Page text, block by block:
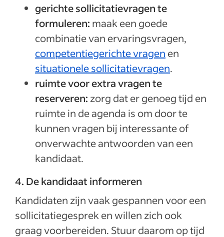
gerichte sollicitatievragen te
formuleren: maak een goede
combinatie van ervaringsvragen,
competentiegerichte vragen en
situationele sollicitatievragen.
ruimte voor extra vragen te
reserveren: zorg dat er genoeg tijd en
ruimte in de agenda is om door te
kunnen vragen bij interessante of
onverwachte antwoorden van een
kandidaat.
4. De kandidaat informeren
Kandidaten zijn vaak gespannen voor een
sollicitatiegesprek en willen zich ook
graag voorbereiden. Stuur daarom op tijd